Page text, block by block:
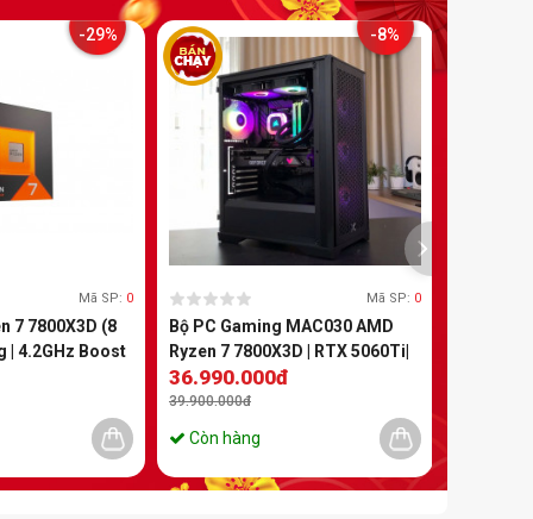
-29%
Mã SP: 0
7 7800X3D (8
| 4.2GHz Boost
| TDP
-8%
Mã SP: 0
Bộ PC Gaming MAC030 AMD
Ryzen 7 7800X3D | RTX 5060Ti|
RAM 16GB | 500GB
36.990.000đ
39.900.000đ
Còn hàng